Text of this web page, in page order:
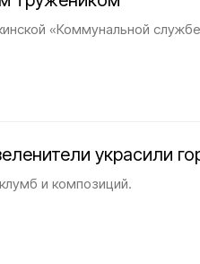
«Коммунальной
украсили
и композиций.